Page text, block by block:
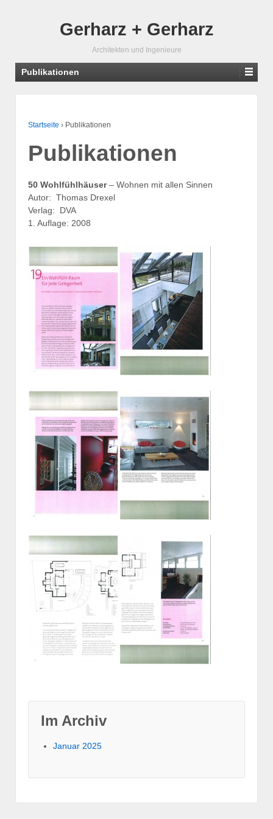
Gerharz + Gerharz
Architekten und Ingenieure
Publikationen
Startseite › Publikationen
Publikationen
50 Wohlfühlhäuser– Wohnen mit allen Sinnen
Autor: Thomas Drexel
Verlag: DVA
1. Auflage: 2008
Im Archiv
Januar 2025